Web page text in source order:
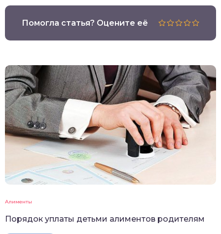
Помогла статья? Оцените её
Алименты
Порядок уплаты детьми алиментов родителям